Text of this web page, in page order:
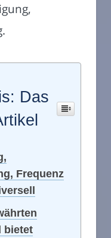
Das
Frequenz
bietet